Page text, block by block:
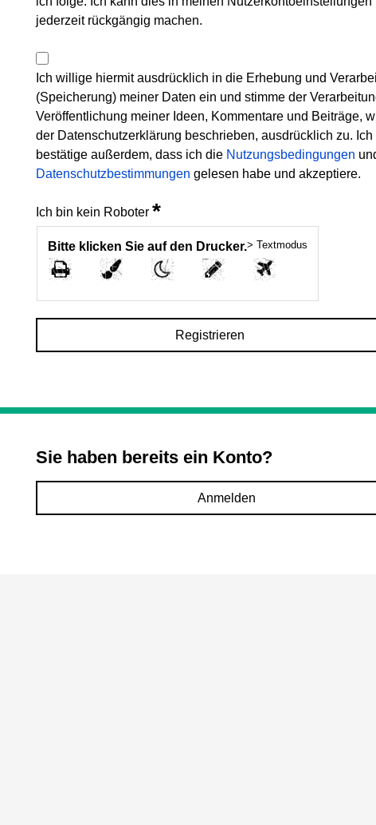
jederzeit rückgängig machen.
Ich willige hiermit ausdrücklich in die Erhebung und
(Speicherung) meiner Daten ein und stimme der
Veröffentlichung meiner Ideen, Kommentare und Beiträge,
der Datenschutzerklärung beschrieben, ausdrücklich zu. Ich
bestätige außerdem, dass ich die Nutzungsbedingungen
Datenschutzbestimmungen gelesen habe und akzeptiere.
Ich bin kein Roboter *
Bitte klicken Sie auf den Drucker.> Textmodus
Registrieren
Sie haben bereits ein Konto?
Anmelden